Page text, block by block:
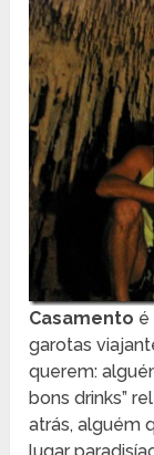
Casamento é
garotas
querem:
bons drinks”
atrás, alguém